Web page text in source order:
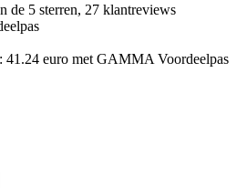
de 5 sterren, 27 klantreviews
41.24 euro met GAMMA Voordeelpas